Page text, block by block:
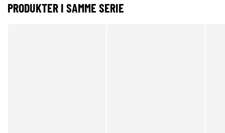
PRODUKTER I SAMME SERIE